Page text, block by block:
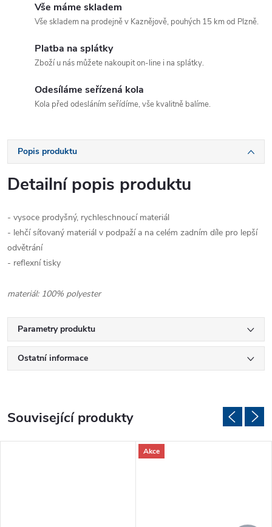
Vše máme skladem
Vše skladem na prodejně v Kaznějově, pouhých 15 km od Plzně.
Platba na splátky
Zboží u nás můžete nakoupit on-line i na splátky.
Odesíláme seřízená kola
Kola před odesláním seřídíme, vše kvalitně balíme.
Popis produktu
Detailní popis produktu
- vysoce prodyšný, rychleschnoucí materiál
- lehčí síťovaný materiál v podpaží a na celém zadním díle pro lepší
odvětrání
- reflexní tisky
materiál: 100% polyester
Parametry produktu
Ostatní informace
Související produkty
Akce